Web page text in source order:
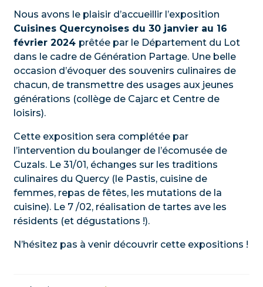
Nous avons le plaisir d’accueillir l’exposition
Cuisines Quercynoises du 30 janvier au 16
février 2024 prêtée par le Département du Lot
dans le cadre de Génération Partage. Une belle
occasion d’évoquer des souvenirs culinaires de
chacun, de transmettre des usages aux jeunes
générations (collège de Cajarc et Centre de
loisirs).
Cette exposition sera complétée par
l’intervention du boulanger de l’écomusée de
Cuzals. Le 31/01, échanges sur les traditions
culinaires du Quercy (le Pastis, cuisine de
femmes, repas de fêtes, les mutations de la
cuisine). Le 7 /02, réalisation de tartes ave les
résidents (et dégustations !).
N’hésitez pas à venir découvrir cette expositions !